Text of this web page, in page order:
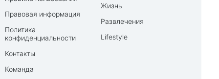
Правовая информация
Политика
конфиденциальности
Контакты
Команда
Жизнь
Развлечения
Lifestyle